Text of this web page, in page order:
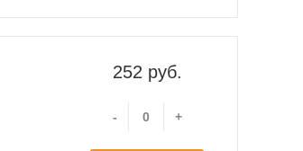
252 руб.
- +